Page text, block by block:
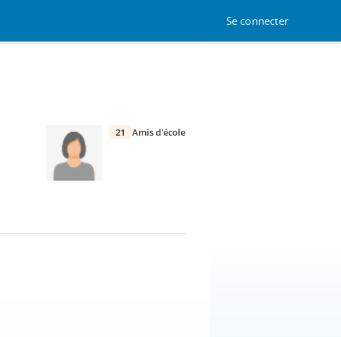
Se connecter
21 Amis d'école